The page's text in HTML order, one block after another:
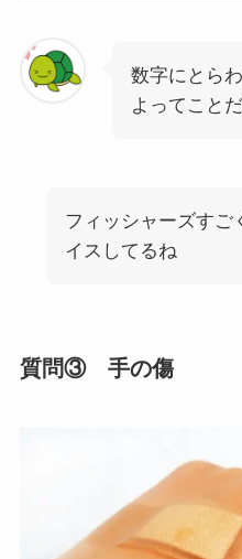
数字にとら
よってこと
フィッシャーズすご
イスしてるね
質問③ 手の傷